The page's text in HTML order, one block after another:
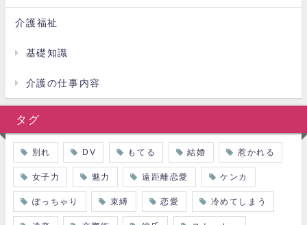
介護福祉
基礎知識
介護の仕事内容
タグ
別れ DV もてる 結婚 惹かれる
女子力 魅力 遠距離恋愛 ケンカ
ぽっちゃり 束縛 恋愛 冷めてしまう